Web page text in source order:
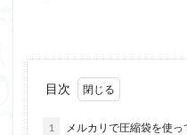
目次
1 メルカリで圧縮袋を使